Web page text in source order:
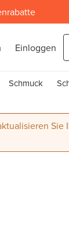
Einloggen
Schmuck
Sie